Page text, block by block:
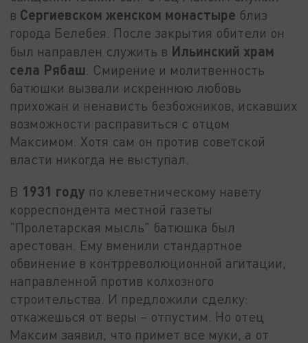
в Сергиевском женском монастыре близ
города Белебея. После закрытия обители он
был направлен служить в Ильинский храм
села Рябаш . Смирение и молитвенность
батюшки вызвали искреннюю любовь
прихожан и ненависть безбожников, искавших
возможности расправиться с отцом
Максимом. Хотя сам он против советской
власти никогда не выступал.
В 1931 году по клеветническому навету
корреспондента местной газеты
"Пролетарская мысль" батюшка был
арестован. Ему вменили стандартное
обвинение в контрреволюционной агитации,
направленной против колхозного
строительства. И предложили сделку:
откажешься от веры – отпустим. Но отец
Максим заявил, что примет все муки, а от